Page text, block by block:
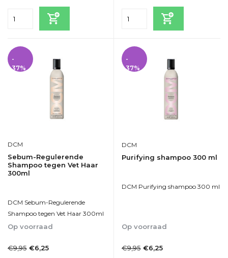
-
37%
DCM
Sebum-Regulerende
Shampoo tegen Vet Haar
300ml
DCM Sebum-Regulerende
Shampoo tegen Vet Haar 300ml
Op voorraad
€9,95 €6,25
-
37%
DCM
Purifying shampoo 300 ml
DCM Purifying shampoo 300 ml
Op voorraad
€9,95 €6,25